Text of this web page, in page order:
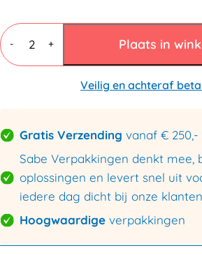
-
Noppenfolie
Rol
60cmx100mtr
aantal
+ Plaats in
Veilig en achteraf
Gratis Verzending vanaf € 250,-
Sabe Verpakkingen denkt mee,
oplossingen en levert snel uit
iedere dag dicht bij onze
Hoogwaardige verpakkingen